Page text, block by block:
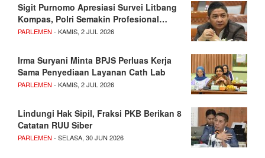
Sigit Purnomo Apresiasi Survei Litbang
Kompas, Polri Semakin Profesional…
PARLEMEN - KAMIS, 2 JUL 2026
Irma Suryani Minta BPJS Perluas Kerja
Sama Penyediaan Layanan Cath Lab
PARLEMEN - KAMIS, 2 JUL 2026
Lindungi Hak Sipil, Fraksi PKB Berikan 8
Catatan RUU Siber
PARLEMEN - SELASA, 30 JUN 2026